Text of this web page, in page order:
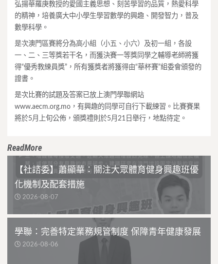
弘揚華羅庚教授的愛國主義思想、刻苦學習的品質，熱愛科學
的精神，培養廣大中小學生學習數學的興趣、開發智力，普及
數學科學。
是次澳門區賽將分為高小組（小五、小六）及初一組，各設
一、二、三等獎若干名，而獲決賽一等獎同學之輔導老師將獲
得“優秀教練員獎”，所有獲獎者將獲得由“華杯賽”組委會頒發的
證書。
是次比賽的試題及答案已放上澳門學聯網站
www.aecm.org.mo，有興趣的同學可自行下載練習。比賽賽果
將於5月上旬公佈，頒獎禮則於5月21日舉行，地點待定。
ReadMore
【社諮委】蕭顯華：關注大眾體育健身興趣班優
化機制及配套措施
2026-08-07
學聯：完善特定業務規管制度 保障青年健康發展
2026-08-06